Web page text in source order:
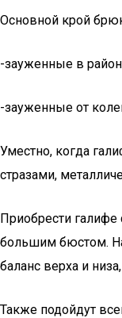
Основной крой
-зауженные в
-зауженные от
Уместно, когда
стразами,
Приобрести
большим бюстом.
баланс верха и
Также подойдут